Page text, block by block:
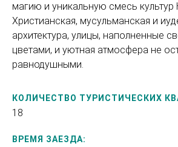
магию и уникальную смесь
Христианская, мусульманская и
архитектура, улицы, наполненные
цветами, и уютная атмосфера не
равнодушными.
КОЛИЧЕСТВО ТУРИСТИЧЕСКИХ
18
ВРЕМЯ ЗАЕЗДА: